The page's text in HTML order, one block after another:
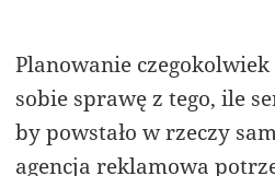
Planowanie
sobie sprawę z tego, ile
by powstało w rzeczy
agencja reklamowa